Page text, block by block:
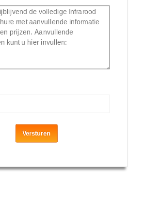
Versturen